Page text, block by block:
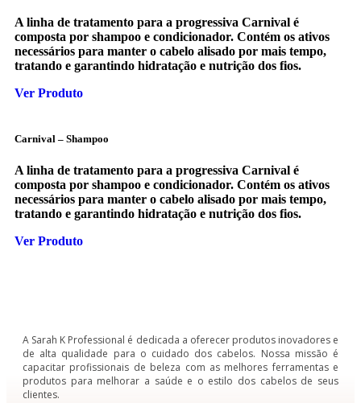
A linha de tratamento para a progressiva Carnival é
composta por shampoo e condicionador. Contém os ativos
necessários para manter o cabelo alisado por mais tempo,
tratando e garantindo hidratação e nutrição dos fios.
Ver Produto
Carnival – Shampoo
A linha de tratamento para a progressiva Carnival é
composta por shampoo e condicionador. Contém os ativos
necessários para manter o cabelo alisado por mais tempo,
tratando e garantindo hidratação e nutrição dos fios.
Ver Produto
A Sarah K Professional é dedicada a oferecer produtos inovadores e
de alta qualidade para o cuidado dos cabelos. Nossa missão é
capacitar profissionais de beleza com as melhores ferramentas e
produtos para melhorar a saúde e o estilo dos cabelos de seus
clientes.